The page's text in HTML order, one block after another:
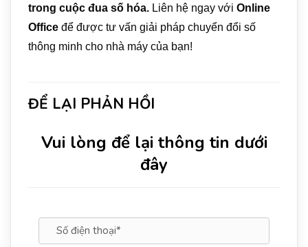
trong cuộc đua số hóa. Liên hệ ngay với Online
Office để được tư vấn giải pháp chuyển đổi số
thông minh cho nhà máy của bạn!
ĐỂ LẠI PHẢN HỒI
Vui lòng để lại thông tin dưới
đây